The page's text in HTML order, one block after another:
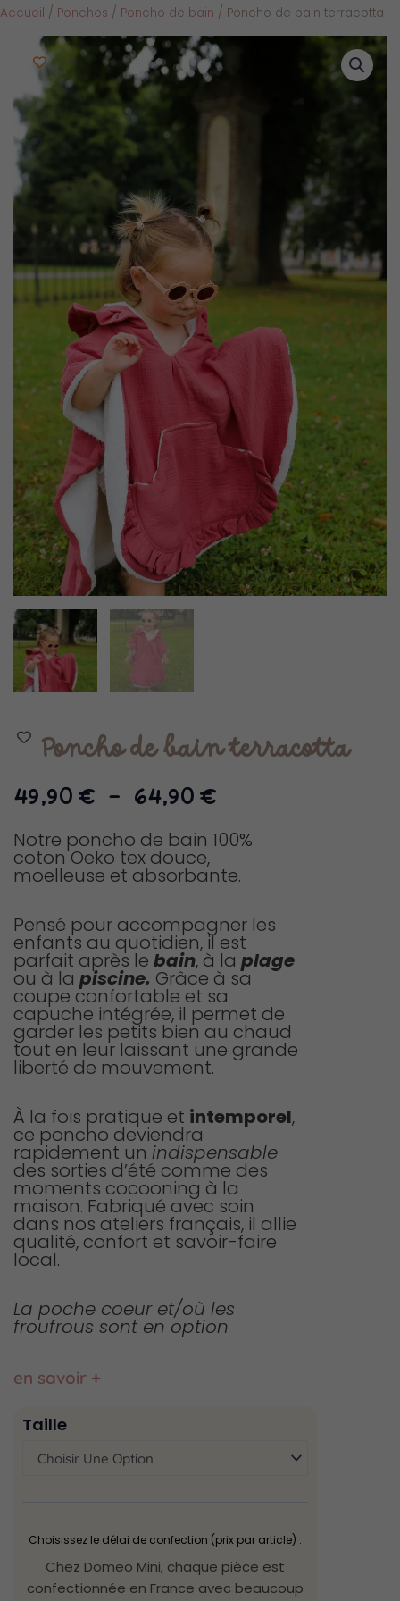
Accueil / Ponchos / Poncho de bain / Poncho de bain terracotta
Poncho de bain terracotta
49,90 € – 64,90 €Plage
prix :
à
Notre poncho de bain 100%
coton Oeko tex douce,
moelleuse et absorbante.
Pensé pour accompagner les
enfants au quotidien, il est
parfait après le bain, à la plage
ou à la piscine. Grâce à sa
coupe confortable et sa
capuche intégrée, il permet de
garder les petits bien au chaud
tout en leur laissant une grande
liberté de mouvement.
À la fois pratique et intemporel,
ce poncho deviendra
rapidement un indispensable
des sorties d’été comme des
moments cocooning à la
maison. Fabriqué avec soin
dans nos ateliers français, il allie
qualité, confort et savoir-faire
local.
La poche coeur et/où les
froufrous sont en option
en savoir +
Taille
Choisissez le délai de confection (prix par article) :
Chez Domeo Mini, chaque pièce est
confectionnée en France avec beaucoup
de